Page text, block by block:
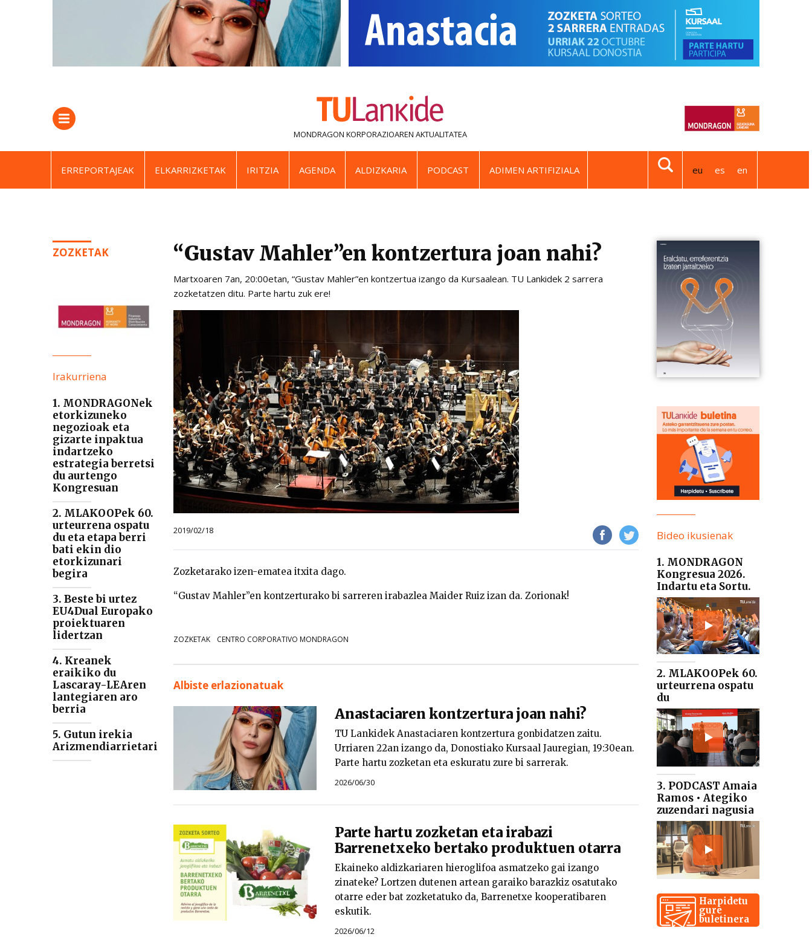
MONDRAGON KORPORAZIOAREN AKTUALITATEA
ERREPORTAJEAK ELKARRIZKETAK IRITZIA AGENDA ALDIZKARIA PODCAST ADIMEN ARTIFIZIALA eu es en
ZOZKETAK
Irakurriena
1. MONDRAGONek
etorkizuneko
negozioak eta
gizarte inpaktua
indartzeko
estrategia berretsi
du aurtengo
Kongresuan
2. MLAKOOPek 60.
urteurrena ospatu
du eta etapa berri
bati ekin dio
etorkizunari
begira
3. Beste bi urtez
EU4Dual Europako
proiektuaren
lidertzan
4. Kreanek
eraikiko du
Lascaray-LEAren
lantegiaren aro
berria
5. Gutun irekia
Arizmendiarrietari
“Gustav Mahler”en kontzertura joan nahi?
Martxoaren 7an, 20:00etan, “Gustav Mahler”en kontzertua izango da Kursaalean. TU Lankidek 2 sarrera
zozketatzen ditu. Parte hartu zuk ere!
2019/02/18
Zozketarako izen-ematea itxita dago.
“Gustav Mahler”en kontzerturako bi sarreren irabazlea Maider Ruiz izan da. Zorionak!
ZOZKETAK CENTRO CORPORATIVO MONDRAGON
Albiste erlazionatuak
Anastaciaren kontzertura joan nahi?
TU Lankidek Anastaciaren kontzertura gonbidatzen zaitu.
Urriaren 22an izango da, Donostiako Kursaal Jauregian, 19:30ean.
Parte hartu zozketan eta eskuratu zure bi sarrerak.
2026/06/30
Parte hartu zozketan eta irabazi
Barrenetxeko bertako produktuen otarra
Ekaineko aldizkariaren hieroglifoa asmatzeko gai izango
zinateke? Lortzen dutenen artean garaiko barazkiz osatutako
otarre eder bat zozketatuko da, Barrenetxe kooperatibaren
eskutik.
2026/06/12
Bideo ikusienak
1. MONDRAGON
Kongresua 2026.
Indartu eta Sortu.
2. MLAKOOPek 60.
urteurrena ospatu
du
3. PODCAST Amaia
Ramos • Ategiko
zuzendari nagusia
Harpidetu
gure
buletinera